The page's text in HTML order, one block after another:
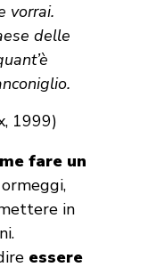
vorrai.
delle
1999)
fare un
in
essere